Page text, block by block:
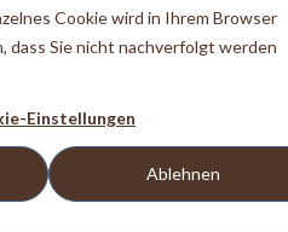
Cookie wird in Ihrem Browser
dass Sie nicht nachverfolgt werden
Einstellungen
Ablehnen